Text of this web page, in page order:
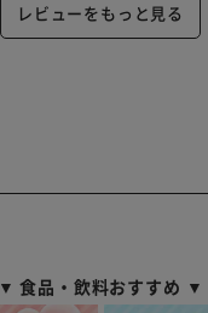
レビューをもっと見る
▼ 食品・飲料おすすめ ▼